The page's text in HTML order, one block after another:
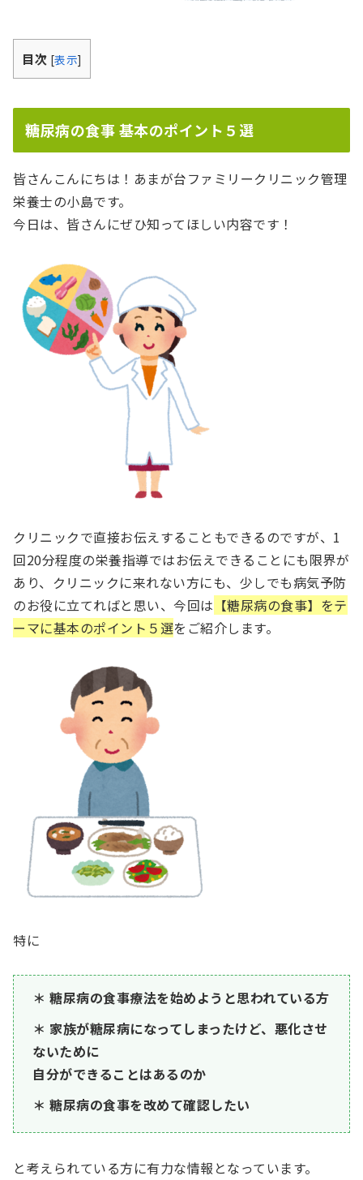
目次 [表示]
糖尿病の食事 基本のポイント５選
皆さんこんにちは！あまが台ファミリークリニック管理
栄養士の小島です。
今日は、皆さんにぜひ知ってほしい内容です！
クリニックで直接お伝えすることもできるのですが、1
回20分程度の栄養指導ではお伝えできることにも限界が
あり、クリニックに来れない方にも、少しでも病気予防
のお役に立てればと思い、今回は 【糖尿病の食事】をテ
ーマに基本のポイント５選をご紹介します。
特に
糖尿病の食事療法を始めようと思われている方
家族が糖尿病になってしまったけど、悪化させ
ないために
自分ができることはあるのか
糖尿病の食事を改めて確認したい
と考えられている方に有力な情報となっています。